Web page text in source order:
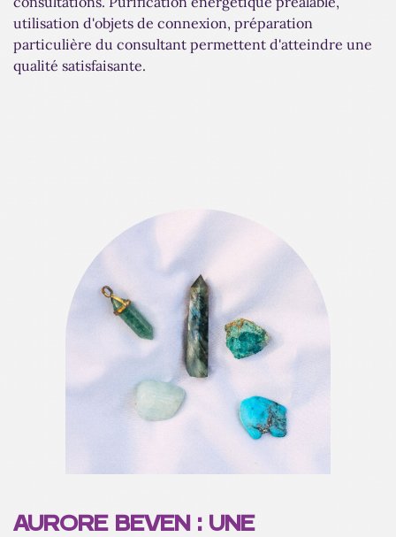
utilisation d'objets de connexion, préparation
particulière du consultant permettent d'atteindre une
qualité satisfaisante.
AURORE BEVEN : UNE